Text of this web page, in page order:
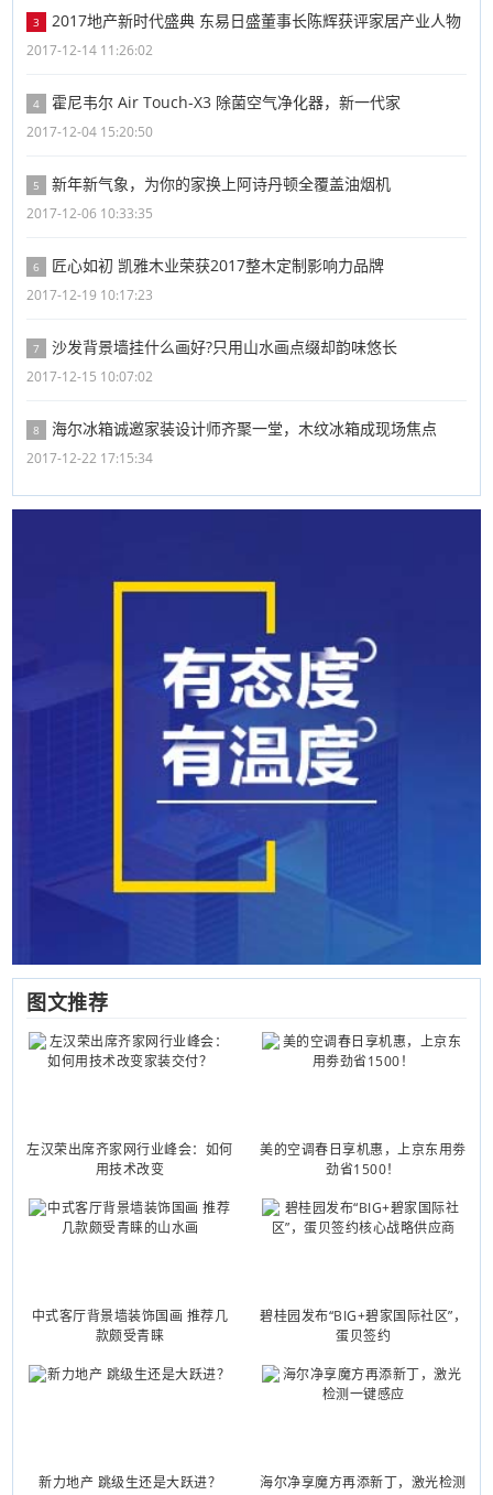
3 2017地产新时代盛典 东易日盛董事长陈辉获评家居产业人物
2017-12-14 11:26:02
4 霍尼韦尔 Air Touch-X3 除菌空气净化器，新一代家
2017-12-04 15:20:50
5 新年新气象，为你的家换上阿诗丹顿全覆盖油烟机
2017-12-06 10:33:35
6 匠心如初 凯雅木业荣获2017整木定制影响力品牌
2017-12-19 10:17:23
7 沙发背景墙挂什么画好?只用山水画点缀却韵味悠长
2017-12-15 10:07:02
8 海尔冰箱诚邀家装设计师齐聚一堂，木纹冰箱成现场焦点
2017-12-22 17:15:34
图文推荐
左汉荣出席齐家网行业峰会：如何
用技术改变
美的空调春日享机惠，上京东用劵
劲省1500！
中式客厅背景墙装饰国画 推荐几
款颇受青睐
碧桂园发布“BIG+碧家国际社区”，
蛋贝签约
新力地产 跳级生还是大跃进？
海尔净享魔方再添新丁，激光检测